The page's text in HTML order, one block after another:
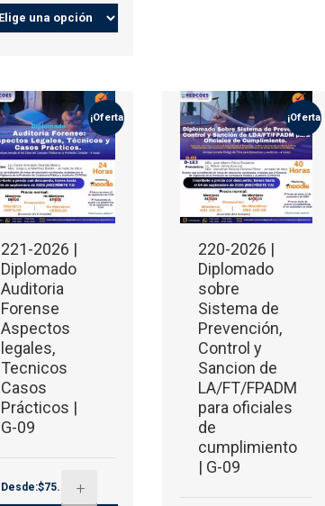
¡Oferta!
221-2026 |
Diplomado
Auditoria
Forense
Aspectos
legales,
Tecnicos
Casos
Prácticos |
G-09
Desde:$75.00 +
¡Oferta!
220-2026 |
Diplomado
sobre
Sistema de
Prevención,
Control y
Sancion de
LA/FT/FPADM
para oficiales
de
cumplimiento
| G-09